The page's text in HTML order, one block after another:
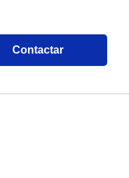
Contactar